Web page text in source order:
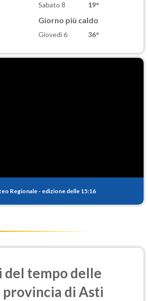
Sabato 8 19°
Giorno più caldo
Giovedì 6 36°
Regionale - edizione delle 15:16
del tempo delle
di Asti